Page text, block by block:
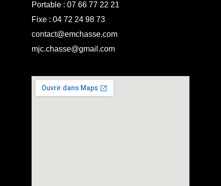
Portable : 07 66 77 22 21
Fixe : 04 72 24 98 73
contact@emchasse.com
mjc.chasse@gmail.com